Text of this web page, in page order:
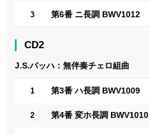
3 第6番 ニ長調 BWV1012
CD2
J.S.バッハ：無伴奏チェロ組曲
1 第3番 ハ長調 BWV1009
2 第4番 変ホ長調 BWV1010